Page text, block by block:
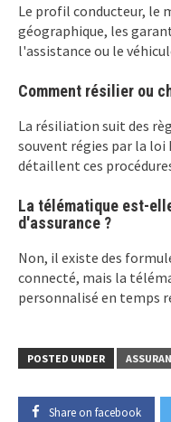
Le profil conducteur, le
géographique, les
l'assistance ou le
Comment résilier ou
La résiliation suit des
souvent régies par la loi
détaillent ces
La télématique est-
d'assurance ?
Non, il existe des
connecté, mais la
personnalisé en temps
POSTED UNDER
Share on facebook